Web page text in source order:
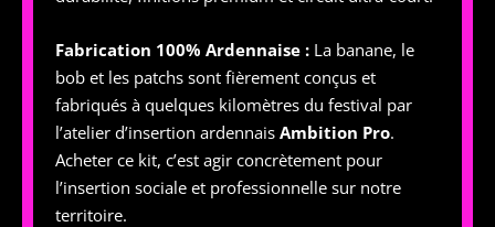
Fabrication 100% Ardennaise : La banane, le
bob et les patchs sont fièrement conçus et
fabriqués à quelques kilomètres du festival par
l’atelier d’insertion ardennais Ambition Pro.
Acheter ce kit, c’est agir concrètement pour
l’insertion sociale et professionnelle sur notre
territoire.